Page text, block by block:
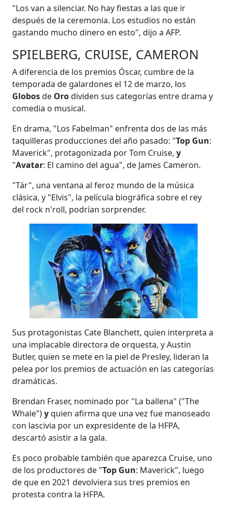
"Los van a silenciar. No hay fiestas a las que ir
después de la ceremonia. Los estudios no están
gastando mucho dinero en esto", dijo a AFP.
SPIELBERG, CRUISE, CAMERON
A diferencia de los premios Óscar, cumbre de la
temporada de galardones el 12 de marzo, los
Globosde Orodividen sus categorías entre drama y
comedia o musical.
En drama, "Los Fabelman" enfrenta dos de las más
taquilleras producciones del año pasado: "Top Gun:
Maverick", protagonizada por Tom Cruise,y
"Avatar: El camino del agua", de James Cameron.
"Tár", una ventana al feroz mundo de la música
clásica, y "Elvis", la película biográfica sobre el rey
del rock n'roll, podrían sorprender.
Sus protagonistas Cate Blanchett, quien interpreta a
una implacable directora de orquesta, y Austin
Butler, quien se mete en la piel de Presley, lideran la
pelea por los premios de actuación en las categorías
dramáticas.
Brendan Fraser, nominado por "La ballena" ("The
Whale")yquien afirma que una vez fue manoseado
con lascivia por un expresidente de la HFPA,
descartó asistir a la gala.
Es poco probable también que aparezca Cruise, uno
de los productores de "Top Gun: Maverick", luego
de que en 2021 devolviera sus tres premios en
protesta contra la HFPA.